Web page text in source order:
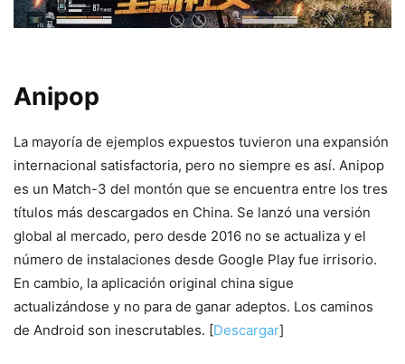
Anipop
La mayoría de ejemplos expuestos tuvieron una expansión
internacional satisfactoria, pero no siempre es así. Anipop
es un Match-3 del montón que se encuentra entre los tres
títulos más descargados en China. Se lanzó una versión
global al mercado, pero desde 2016 no se actualiza y el
número de instalaciones desde Google Play fue irrisorio.
En cambio, la aplicación original china sigue
actualizándose y no para de ganar adeptos. Los caminos
de Android son inescrutables. [Descargar]